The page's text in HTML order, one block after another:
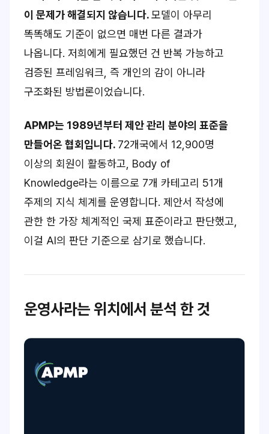
이 문제가 해결되지 않습니다.모델이 아무리
똑똑해도 기준이 없으면 매번 다른 결과가
나옵니다. 저희에게 필요했던 건 반복 가능하고
검증된 프레임워크, 즉 개인의 감이 아니라
구조화된 방법론이었습니다.
APMP는 1989년부터 제안 관리 분야의 표준을
만들어온 협회입니다. 72개국에서 12,900명
이상의 회원이 활동하고, Body of
Knowledge라는 이름으로 7개 카테고리 51개
주제의 지식 체계를 운영합니다. 제안서 작성에
관한 한 가장 체계적인 국제 표준이라고 판단했고,
이걸 AI의 판단 기준으로 삼기로 했습니다.
운영사라는 위치에서 분석 한 것